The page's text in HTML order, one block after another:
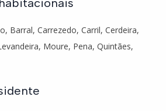
Barral, Carrezedo, Carril, Cerdeira,
Moure, Pena, Quintães,